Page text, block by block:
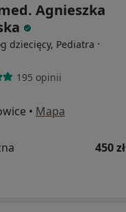
Agnieszka
dziecięcy, Pediatra ·
195 opinii
• Mapa
450 zł